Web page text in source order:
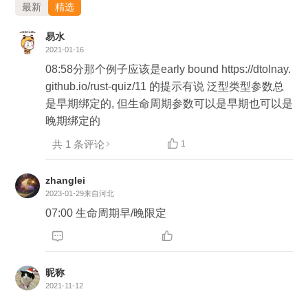
最新 精选
易水
2021-01-16
08:58分那个例子应该是early bound https://dtolnay.
github.io/rust-quiz/11 的提示有说 泛型类型参数总
是早期绑定的, 但生命周期参数可以是早期也可以是
晚期绑定的
共 1 条评论
 1
zhanglei
2023-01-29来自河北
07:00 生命周期早/晚限定
 
昵称
2021-11-12